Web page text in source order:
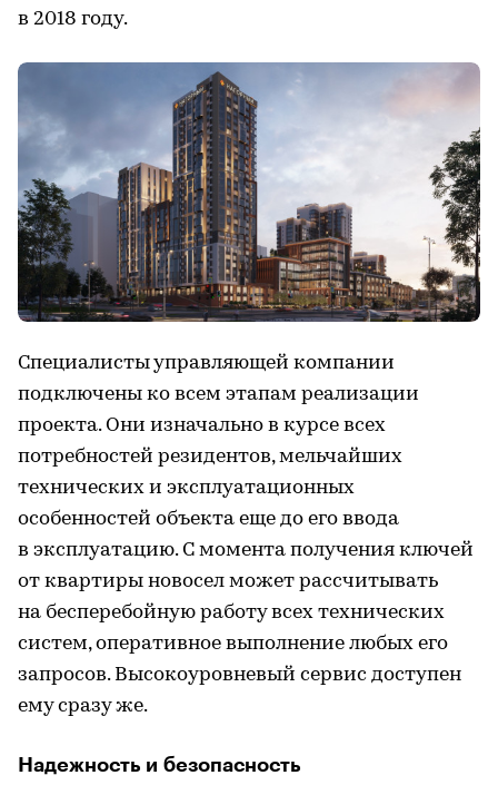
в 2018 году.
Специалисты управляющей компании
подключены ко всем этапам реализации
проекта. Они изначально в курсе всех
потребностей резидентов, мельчайших
технических и эксплуатационных
особенностей объекта еще до его ввода
в эксплуатацию. С момента получения ключей
от квартиры новосел может рассчитывать
на бесперебойную работу всех технических
систем, оперативное выполнение любых его
запросов. Высокоуровневый сервис доступен
ему сразу же.
Надежность и безопасность